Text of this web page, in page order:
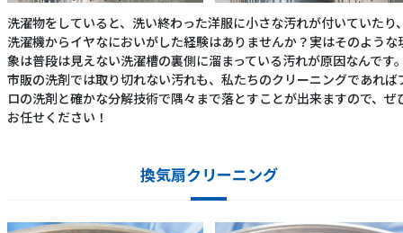
洗濯物をしていると、洗い終わった洋服に小さな汚れが付いていたり
洗濯機からイヤなにおいがした経験はありませんか？実はそのような
象は普段は見えない洗濯槽の裏側に溜まっている汚れが原因なんです
市販の洗剤では取り切れない汚れも、私たちのクリーニングであれば
ロの洗剤と確かな分解技術で隅々まで落とすことが出来ますので、ぜ
お任せください！
換気扇クリーニング